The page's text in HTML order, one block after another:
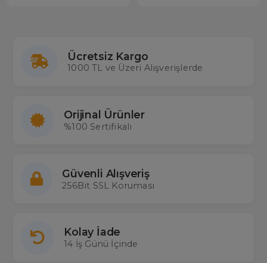
Ücretsiz Kargo
1000 TL ve Üzeri Alışverişlerde
Orijinal Ürünler
%100 Sertifikalı
Güvenli Alışveriş
256Bit SSL Koruması
Kolay İade
14 İş Günü İçinde